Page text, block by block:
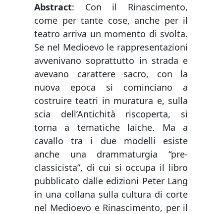
Abstract: Con il Rinascimento,
come per tante cose, anche per il
teatro arriva un momento di svolta.
Se nel Medioevo le rappresentazioni
avvenivano soprattutto in strada e
avevano carattere sacro, con la
nuova epoca si cominciano a
costruire teatri in muratura e, sulla
scia dell’Antichità riscoperta, si
torna a tematiche laiche. Ma a
cavallo tra i due modelli esiste
anche una drammaturgia “pre-
classicista”, di cui si occupa il libro
pubblicato dalle edizioni Peter Lang
in una collana sulla cultura di corte
nel Medioevo e Rinascimento, per il